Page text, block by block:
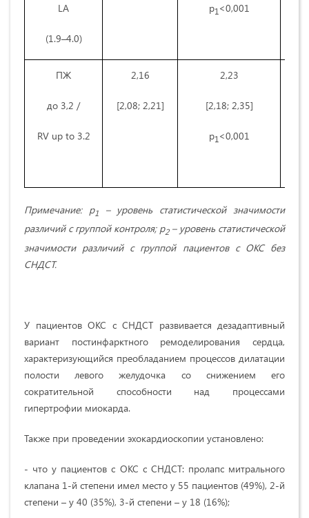
LA
(1.9–4.0)
р1 <0,001
ПЖ
до 3,2 /
RV up to 3.2
2,16
[2,08; 2,21]
2,23
[2,18; 2,35]
р1 <0,001
Примечание: р1– уровень статистической значимости
различий с группой контроля; р2– уровень статистической
значимости различий с группой пациентов с ОКС без
СНДСТ.
У пациентов ОКС с СНДСТ развивается дезадаптивный
вариант постинфарктного ремоделирования сердца,
характеризующийся преобладанием процессов дилатации
полости левого желудочка со снижением его
сократительной способности над процессами
гипертрофии миокарда.
Также при проведении эхокардиоскопии установлено:
- что у пациентов с ОКС с СНДСТ: пролапс митрального
клапана 1-й степени имел место у 55 пациентов (49%), 2-й
степени – у 40 (35%), 3-й степени – у 18 (16%);